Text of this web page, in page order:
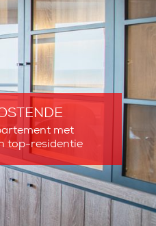
met
top-residentie